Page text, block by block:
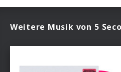
Weitere Musik von 5